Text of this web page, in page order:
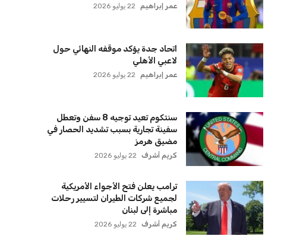
عمر إبراهيم 22 يوليو 2026
اتحاد جدة يؤكد موقفه النهائي حول
لاعبي الأهلي
عمر إبراهيم 22 يوليو 2026
سنتكوم تعيد توجيه 8 سفن وتعطل
سفينة تجارية بسبب تشديد الحصار في
مضيق هرمز
كريم أشرف 22 يوليو 2026
ترامب يعلن فتح الأجواء الأمريكية
لجميع شركات الطيران لتسيير رحلات
مباشرة إلى لبنان
كريم أشرف 22 يوليو 2026